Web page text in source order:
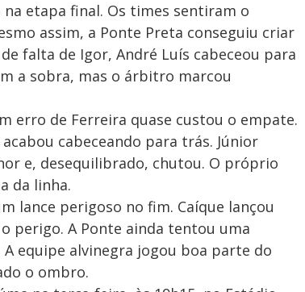
etapa final. Os times sentiram o
assim, a Ponte Preta conseguiu criar
falta de Igor, André Luís cabeceou para
a sobra, mas o árbitro marcou
erro de Ferreira quase custou o empate.
cabeceando para trás. Júnior
e, desequilibrado, chutou. O próprio
da linha.
lance perigoso no fim. Caíque lançou
perigo. A Ponte ainda tentou uma
equipe alvinegra jogou boa parte do
o ombro.